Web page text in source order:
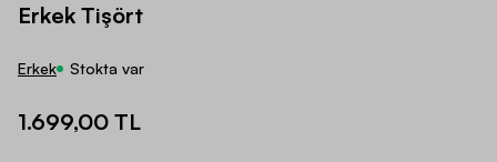
Erkek Tişört
Erkek Stokta var
1.699,00 TL